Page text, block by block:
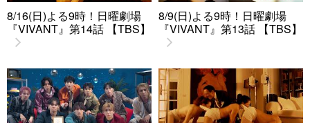
8/16(日)よる9時！日曜劇場
『VIVANT』第14話 【TBS】
8/9(日)よる9時！日曜劇場
『VIVANT』第13話 【TBS】